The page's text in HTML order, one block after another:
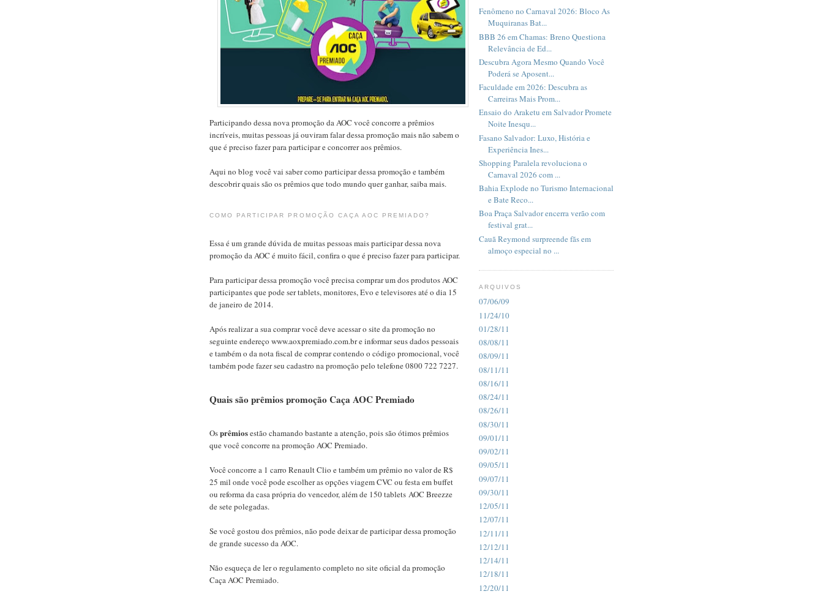
Participando dessa nova promoção da AOC você concorre a prêmios
incríveis, muitas pessoas já ouviram falar dessa promoção mais não sabem o
que é preciso fazer para participar e concorrer aos prêmios.
Aqui no blog você vai saber como participar dessa promoção e também
descobrir quais são os prêmios que todo mundo quer ganhar, saiba mais.
COMO PARTICIPAR PROMOÇÃO CAÇA AOC PREMIADO?
Essa é um grande dúvida de muitas pessoas mais participar dessa nova
promoção da AOC é muito fácil, confira o que é preciso fazer para participar.
Para participar dessa promoção você precisa comprar um dos produtos AOC
participantes que pode ser tablets, monitores, Evo e televisores até o dia 15
de janeiro de 2014.
Após realizar a sua comprar você deve acessar o site da promoção no
seguinte endereço www.aoxpremiado.com.br e informar seus dados pessoais
e também o da nota fiscal de comprar contendo o código promocional, você
também pode fazer seu cadastro na promoção pelo telefone 0800 722 7227.
Quais são prêmios promoção Caça AOC Premiado
Osprêmiosestão chamando bastante a atenção, pois são ótimos prêmios
que você concorre na promoção AOC Premiado.
Você concorre a 1 carro Renault Clio e também um prêmio no valor de R$
25 mil onde você pode escolher as opções viagem CVC ou festa em buffet
ou reforma da casa própria do vencedor, além de 150 tablets AOC Breezze
de sete polegadas.
Se você gostou dos prêmios, não pode deixar de participar dessa promoção
de grande sucesso da AOC.
Não esqueça de ler o regulamento completo no site oficial da promoção
Caça AOC Premiado.
Fenômeno no Carnaval 2026: Bloco As
Muquiranas Bat...
BBB 26 em Chamas: Breno Questiona
Relevância de Ed...
Descubra Agora Mesmo Quando Você
Poderá se Aposent...
Faculdade em 2026: Descubra as
Carreiras Mais Prom...
Ensaio do Araketu em Salvador Promete
Noite Inesqu...
Fasano Salvador: Luxo, História e
Experiência Ines...
Shopping Paralela revoluciona o
Carnaval 2026 com ...
Bahia Explode no Turismo Internacional
e Bate Reco...
Boa Praça Salvador encerra verão com
festival grat...
Cauã Reymond surpreende fãs em
almoço especial no ...
ARQUIVOS
07/06/09
11/24/10
01/28/11
08/08/11
08/09/11
08/11/11
08/16/11
08/24/11
08/26/11
08/30/11
09/01/11
09/02/11
09/05/11
09/07/11
09/30/11
12/05/11
12/07/11
12/11/11
12/12/11
12/14/11
12/18/11
12/20/11